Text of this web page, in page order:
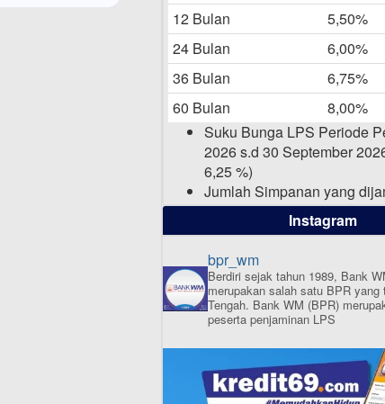
06-05-2025
Daftar Pemenang
TAMASHA Bulan
Pengumuman Nama
Perusahaan
03-03-2025
12 Bulan
5,50%
24 Bulan
6,00%
36 Bulan
6,75%
60 Bulan
8,00%
Suku Bunga LPS Periode
2026 s.d 30 September
6,25 %)
Jumlah Simpanan yang
maksimal sampai dengan
per nasabah dalam satu
ISI APLIKASI
Instagram
bpr_wm
Berdiri sejak tahun 1989, Bank
merupakan salah satu BPR yang
Tengah. Bank WM (BPR)
peserta penjaminan LPS